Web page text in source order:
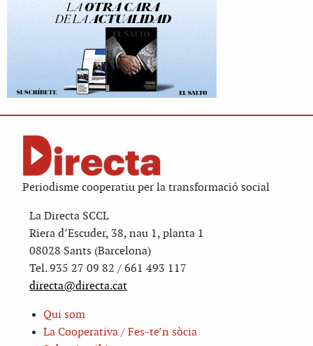
Periodisme cooperatiu per la transformació social
La Directa SCCL
Riera d’Escuder, 38, nau 1, planta 1
08028 Sants (Barcelona)
Tel. 935 27 09 82 / 661 493 117
directa@directa.cat
Qui som
La Cooperativa / Fes-te’n sòcia